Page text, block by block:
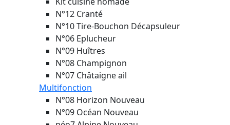
N°12 Cranté
N°10 Tire-Bouchon Décapsuleur
N°06 Eplucheur
N°09 Huîtres
N°08 Champignon
N°07 Châtaigne ail
Multifonction
N°08 Horizon Nouveau
N°09 Océan Nouveau